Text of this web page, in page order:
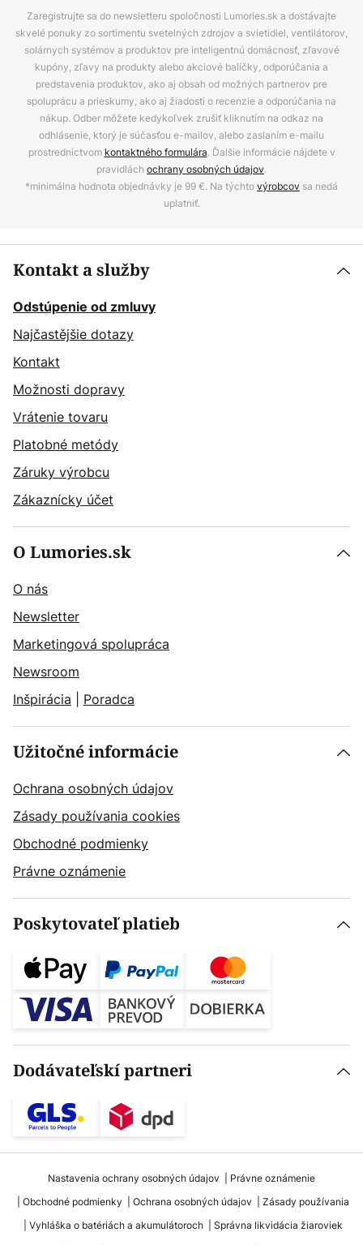
Zaregistrujte sa do newsletteru spoločnosti Lumories.sk a dostávajte
skvelé ponuky zo sortimentu svetelných zdrojov a svietidiel, ventilátorov,
solárnych systémov a produktov pre inteligentnú domácnosť, zľavové
kupóny, zľavy na produkty alebo akciové balíčky, odporúčania a
predstavenia produktov, ako aj obsah od možných partnerov pre
spoluprácu a prieskumy, ako aj žiadosti o recenzie a odporúčania na
nákup. Odber môžete kedykoľvek zrušiť kliknutím na odkaz na
odhlásenie, ktorý je súčasťou e-mailov, alebo zaslaním e-mailu
prostredníctvom kontaktného formulára. Ďalšie informácie nájdete v
pravidlách ochrany osobných údajov.
*minimálna hodnota objednávky je 99 €. Na týchtovýrobcov sa nedá
uplatniť.
Kontakt a služby
Odstúpenie od zmluvy
Najčastějšie dotazy
Kontakt
Možnosti dopravy
Vrátenie tovaru
Platobné metódy
Záruky výrobcu
Zákaznícky účet
O Lumories.sk
O nás
Newsletter
Marketingová spolupráca
Newsroom
Inšpirácia
Poradca
Užitočné informácie
Ochrana osobných údajov
Zásady používania cookies
Obchodné podmienky
Právne oznámenie
Poskytovateľ platieb
Dodávateľskí partneri
Nastavenia ochrany osobných údajov
Právne oznámenie
Obchodné podmienky
Ochrana osobných údajov
Zásady používania
Vyhláška o batériách a akumulátoroch
Správna likvidácia žiaroviek